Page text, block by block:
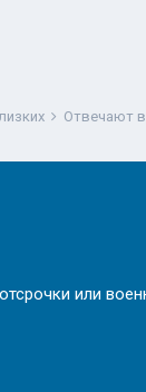
Отвечают
или